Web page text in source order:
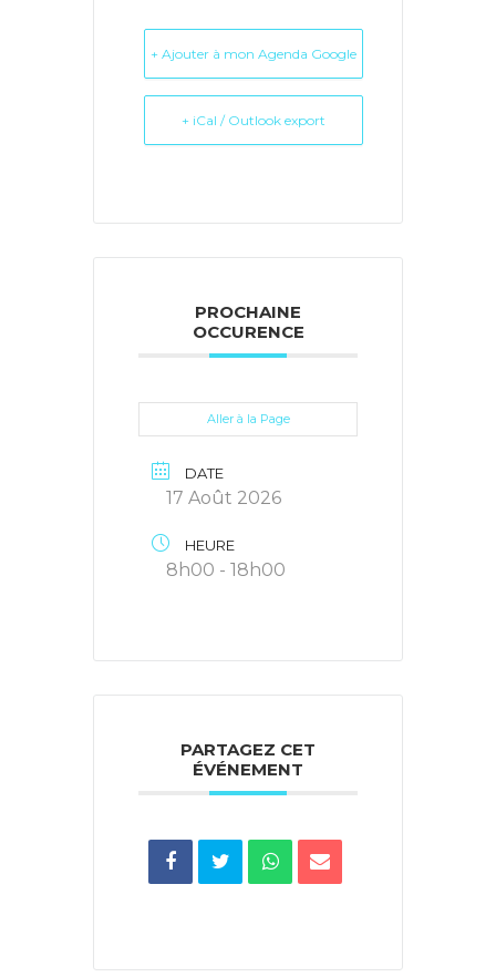
+ Ajouter à mon Agenda Google
+ iCal / Outlook export
PROCHAINE
OCCURENCE
Aller à la Page
DATE
17 Août 2026
HEURE
8h00 - 18h00
PARTAGEZ CET
ÉVÉNEMENT